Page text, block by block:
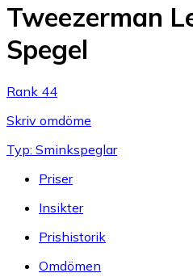
Tweezerman
Spegel
Rank 44
Skriv omdöme
Typ: Sminkspeglar
Priser
Insikter
Prishistorik
Omdömen